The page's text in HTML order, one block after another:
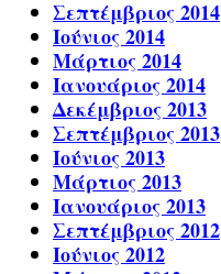
Σεπτέμβριος 2014
Ιούνιος 2014
Μάρτιος 2014
Ιανουάριος 2014
Δεκέμβριος 2013
Σεπτέμβριος 2013
Ιούνιος 2013
Μάρτιος 2013
Ιανουάριος 2013
Σεπτέμβριος 2012
Ιούνιος 2012